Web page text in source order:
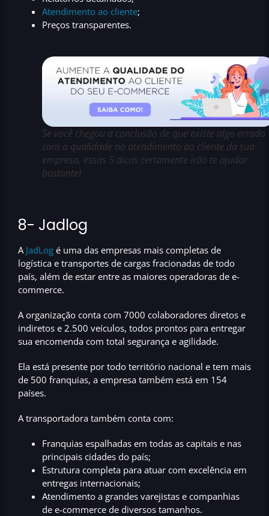
Atendimento ao cliente;
Preços transparentes.
Se você chegou a conclusão de que existe algo errado
com a qualidade no atendimento ao cliente da sua
empresa, essas 5 dicas certamente irão te ajudar
bastante!
8- Jadlog
A JadLog é uma das empresas mais completas de
logística e transportes de cargas fracionadas de todo
país, além de estar entre as maiores operadoras de e-
commerce.
A organização conta com 7000 colaboradores diretos e
indiretos e 2.500 veículos, todos prontos para entregar
sua encomenda com total segurança e agilidade.
Ela está presente por todo território nacional e tem mais
de 500 franquias, a empresa também está em 154
países.
A transportadora também conta com:
Franquias espalhadas em todas as capitais e nas
principais cidades do país;
Estrutura completa para atuar com excelência em
entregas internacionais;
Atendimento a grandes varejistas e companhias
de e-commerce de diversos tamanhos.